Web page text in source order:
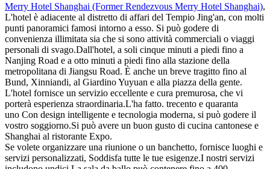
Merry Hotel Shanghai (Former Rendezvous Merry Hotel Shanghai),
L'hotel è adiacente al distretto di affari del Tempio Jing'an, con molti
punti panoramici famosi intorno a esso. Si può godere di
convenienza illimitata sia che si sono attività commerciali o viaggi
personali di svago.Dall'hotel, a soli cinque minuti a piedi fino a
Nanjing Road e a otto minuti a piedi fino alla stazione della
metropolitana di Jiangsu Road. È anche un breve tragitto fino al
Bund, Xinniandi, al Giardino Yuyuan e alla piazza della gente.
L'hotel fornisce un servizio eccellente e cura premurosa, che vi
porterà esperienza straordinaria.L'ha fatto. trecento e quaranta
uno Con design intelligente e tecnologia moderna, si può godere il
vostro soggiorno.Si può avere un buon gusto di cucina cantonese e
Shanghai al ristorante Expo.
Se volete organizzare una riunione o un banchetto, fornisce luoghi e
servizi personalizzati, Soddisfa tutte le tue esigenze.I nostri servizi